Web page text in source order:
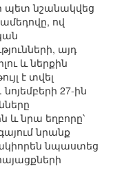
պետ նշանակվեց
ով
այդ
և ներքին
է տվել
27-ին
և նրա եղբորը՝
նրանք
նպաստեց